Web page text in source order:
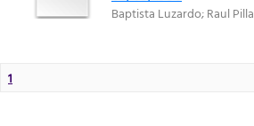
Baptista Luzardo;Raul Pilla
1